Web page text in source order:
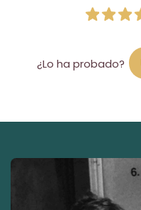
¿Lo ha probado?